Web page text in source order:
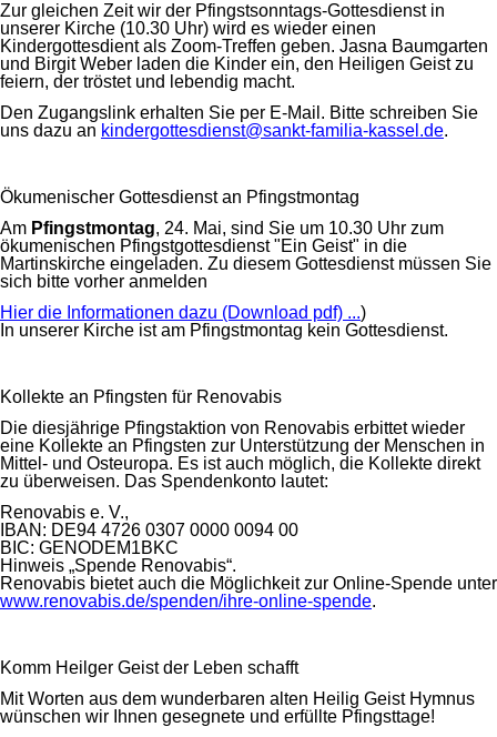
Zur gleichen Zeit wir der Pfingstsonntags-Gottesdienst in
unserer Kirche (10.30 Uhr) wird es wieder einen
Kindergottesdient als Zoom-Treffen geben. Jasna Baumgarten
und Birgit Weber laden die Kinder ein, den Heiligen Geist zu
feiern, der tröstet und lebendig macht.
Den Zugangslink erhalten Sie per E-Mail. Bitte schreiben Sie
uns dazu an kindergottesdienst@sankt-familia-kassel.de.
Ökumenischer Gottesdienst an Pfingstmontag
Am Pfingstmontag, 24. Mai, sind Sie um 10.30 Uhr zum
ökumenischen Pfingstgottesdienst "Ein Geist" in die
Martinskirche eingeladen. Zu diesem Gottesdienst müssen Sie
sich bitte vorher anmelden
Hier die Informationen dazu (Download pdf) ...)
In unserer Kirche ist am Pfingstmontag kein Gottesdienst.
Kollekte an Pfingsten für Renovabis
Die diesjährige Pfingstaktion von Renovabis erbittet wieder
eine Kollekte an Pfingsten zur Unterstützung der Menschen in
Mittel- und Osteuropa. Es ist auch möglich, die Kollekte direkt
zu überweisen. Das Spendenkonto lautet:
Renovabis e. V.,
IBAN: DE94 4726 0307 0000 0094 00
BIC: GENODEM1BKC
Hinweis „Spende Renovabis“.
Renovabis bietet auch die Möglichkeit zur Online-Spende unter
www.renovabis.de/spenden/ihre-online-spende.
Komm Heilger Geist der Leben schafft
Mit Worten aus dem wunderbaren alten Heilig Geist Hymnus
wünschen wir Ihnen gesegnete und erfüllte Pfingsttage!